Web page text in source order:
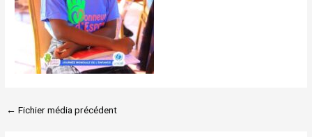
← Fichier média précédent